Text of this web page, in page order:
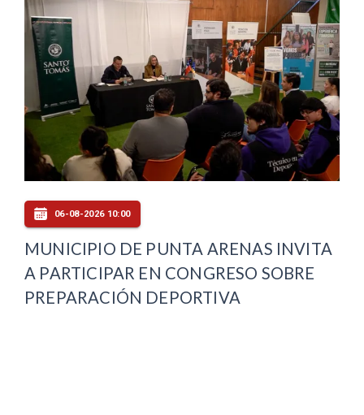
06-08-2026 10:00
MUNICIPIO DE PUNTA ARENAS INVITA
A PARTICIPAR EN CONGRESO SOBRE
PREPARACIÓN DEPORTIVA